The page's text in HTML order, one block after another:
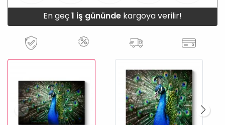
En geç1 iş gününde kargoya verilir!